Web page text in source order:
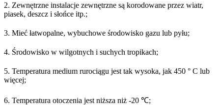
2. Zewnętrzne instalacje zewnętrzne są korodowane przez wiatr,
piasek, deszcz i słońce itp.;
3. Mieć łatwopalne, wybuchowe środowisko gazu lub pyłu;
4. Środowisko w wilgotnych i suchych tropikach;
5. Temperatura medium rurociągu jest tak wysoka, jak 450 ° C lub
więcej;
6. Temperatura otoczenia jest niższa niż -20 ℃;